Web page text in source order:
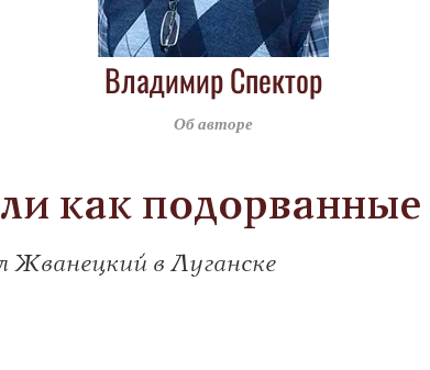
Владимир Спектор
Об авторе
как подорванные
Жванецкий в Луганске